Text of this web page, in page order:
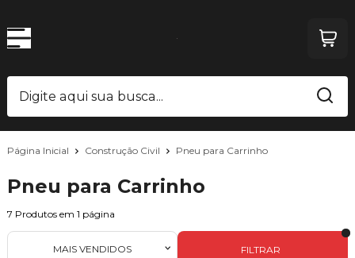
Página Inicial Construção Civil Pneu para Carrinho
Pneu para Carrinho
7 Produtos em 1 página
FILTRAR
MAIS VENDIDOS